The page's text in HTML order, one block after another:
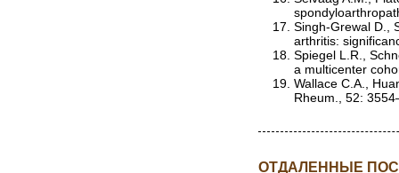
Singh-Grewal D.,
arthritis:
Spiegel L.R.,
a multicenter
Wallace C.A.,
Rheum., 52:
ОТДАЛЕННЫЕ